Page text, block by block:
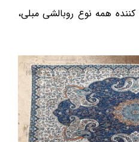
همه نوع روبالشی مبلی،